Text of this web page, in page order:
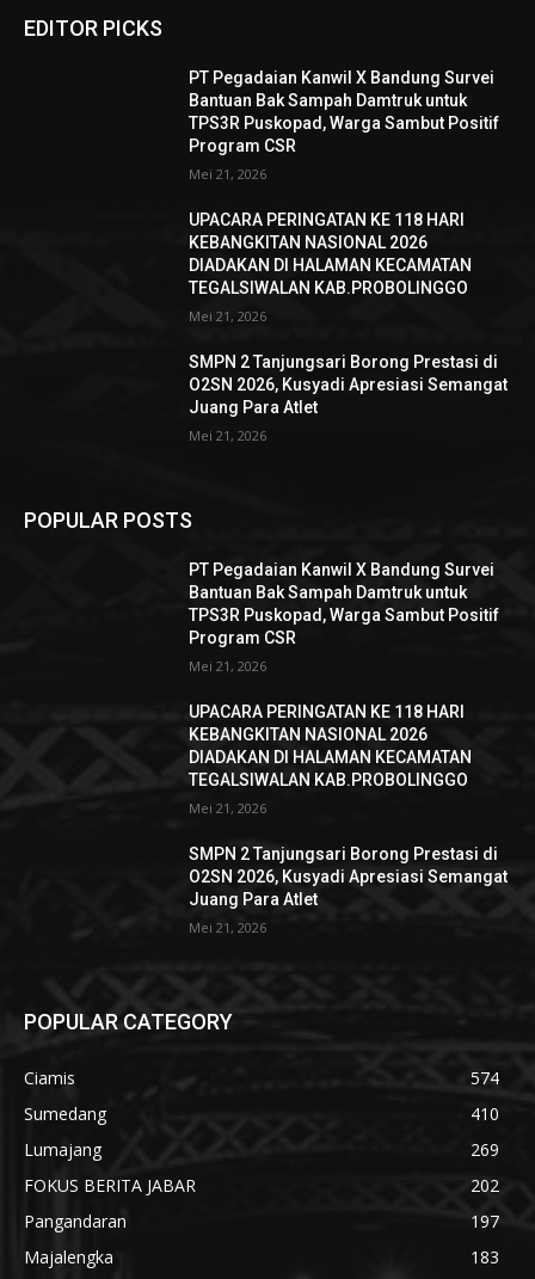
EDITOR PICKS
PT Pegadaian Kanwil X Bandung Survei
Bantuan Bak Sampah Damtruk untuk
TPS3R Puskopad, Warga Sambut Positif
Program CSR
Mei 21, 2026
UPACARA PERINGATAN KE 118 HARI
KEBANGKITAN NASIONAL 2026
DIADAKAN DI HALAMAN KECAMATAN
TEGALSIWALAN KAB.PROBOLINGGO
Mei 21, 2026
SMPN 2 Tanjungsari Borong Prestasi di
O2SN 2026, Kusyadi Apresiasi Semangat
Juang Para Atlet
Mei 21, 2026
POPULAR POSTS
PT Pegadaian Kanwil X Bandung Survei
Bantuan Bak Sampah Damtruk untuk
TPS3R Puskopad, Warga Sambut Positif
Program CSR
Mei 21, 2026
UPACARA PERINGATAN KE 118 HARI
KEBANGKITAN NASIONAL 2026
DIADAKAN DI HALAMAN KECAMATAN
TEGALSIWALAN KAB.PROBOLINGGO
Mei 21, 2026
SMPN 2 Tanjungsari Borong Prestasi di
O2SN 2026, Kusyadi Apresiasi Semangat
Juang Para Atlet
Mei 21, 2026
POPULAR CATEGORY
Ciamis
574
Sumedang
410
Lumajang
269
FOKUS BERITA JABAR
202
Pangandaran
197
Majalengka
183